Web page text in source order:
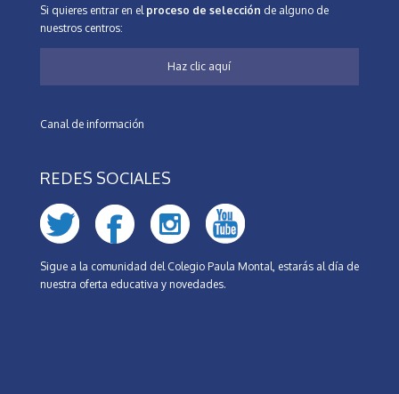
Si quieres entrar en el proceso de selección de alguno de
nuestros centros:
Haz clic aquí
Canal de información
REDES SOCIALES
Sigue a la comunidad del Colegio Paula Montal, estarás al día de
nuestra oferta educativa y novedades.